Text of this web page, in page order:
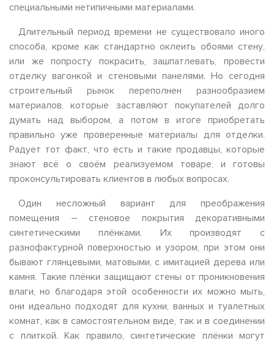
специальными нетипичными материалами.
Длительный период времени не существовало иного
способа, кроме как стандартно оклеить обоями стену,
или же попросту покрасить, зашпатлевать, провести
отделку вагонкой и стеновыми панелями. Но сегодня
строительный рынок переполнен разнообразием
материалов, которые заставляют покупателей долго
думать над выбором, а потом в итоге приобретать
правильно уже проверенные материалы для отделки.
Радует тот факт, что есть и такие продавцы, которые
знают всё о своём реализуемом товаре, и готовы
проконсультировать клиентов в любых вопросах.
Один несложный вариант для преображения
помещения – стеновое покрытия декоративными
синтетическими плёнками. Их производят с
разнофактурной поверхностью и узором, при этом они
бывают глянцевыми, матовыми, с имитацией дерева или
камня. Такие плёнки защищают стены от проникновения
влаги, но благодаря этой особенности их можно мыть,
они идеально подходят для кухни, ванных и туалетных
комнат, как в самостоятельном виде, так и в соединении
с плиткой. Как правило, синтетические плёнки могут